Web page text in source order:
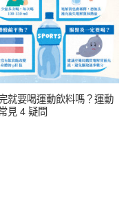
就要喝運動飲料嗎？運動
見 4 疑問